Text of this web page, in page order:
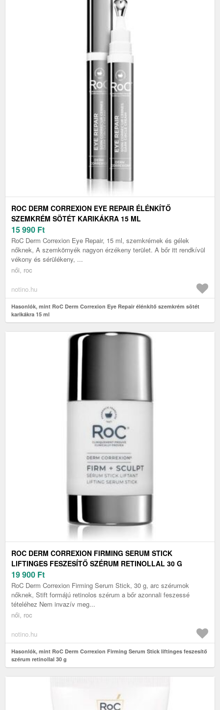
ROC DERM CORREXION EYE REPAIR ÉLÉNKÍTŐ
SZEMKRÉM SÖTÉT KARIKÁKRA 15 ML
15 990 Ft
RoC Derm Correxion Eye Repair, 15 ml, szemkrémek és gélek
nőknek, A szemkörnyék nagyon érzékeny terület. A bőr itt rendkívül
vékony és sérülékeny, ...
női, roc
notino.hu
Hasonlók, mint RoC Derm Correxion Eye Repair élénkítő szemkrém sötét
karikákra 15 ml
ROC DERM CORREXION FIRMING SERUM STICK
LIFTINGES FESZESÍTŐ SZÉRUM RETINOLLAL 30 G
19 900 Ft
RoC Derm Correxion Firming Serum Stick, 30 g, arc szérumok
nőknek, Stift formájú retinolos szérum a bőr azonnali feszessé
tételéhez Nem invazív meg...
női, roc
notino.hu
Hasonlók, mint RoC Derm Correxion Firming Serum Stick liftinges feszesítő
szérum retinollal 30 g